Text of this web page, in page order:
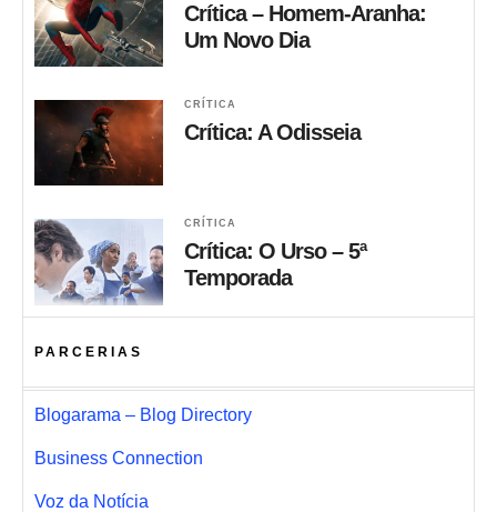
Crítica – Homem-Aranha:
Um Novo Dia
CRÍTICA
Crítica: A Odisseia
CRÍTICA
Crítica: O Urso – 5ª
Temporada
PARCERIAS
Blogarama – Blog Directory
Business Connection
Voz da Notícia